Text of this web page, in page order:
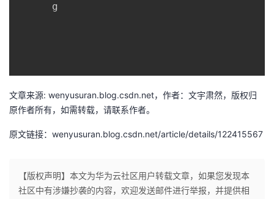
      g
文章来源: wenyusuran.blog.csdn.net，作者：文宇肃然，版权归
原作者所有，如需转载，请联系作者。
原文链接：wenyusuran.blog.csdn.net/article/details/122415567
【版权声明】本文为华为云社区用户转载文章，如果您发现本
社区中有涉嫌抄袭的内容，欢迎发送邮件进行举报，并提供相